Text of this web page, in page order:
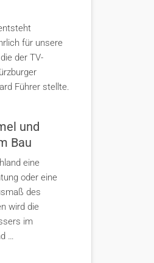
für unsere
der TV-
Führer stellte.
und
Bau
eine
oder eine
des
wird die
im
…